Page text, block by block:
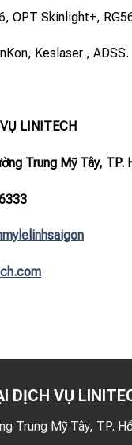
OPT Skinlight+,
Keslaser , ADSS.
LINITECH
Trung Mỹ Tây, TP.
DỊCH VỤ
Trung Mỹ Tây, TP.